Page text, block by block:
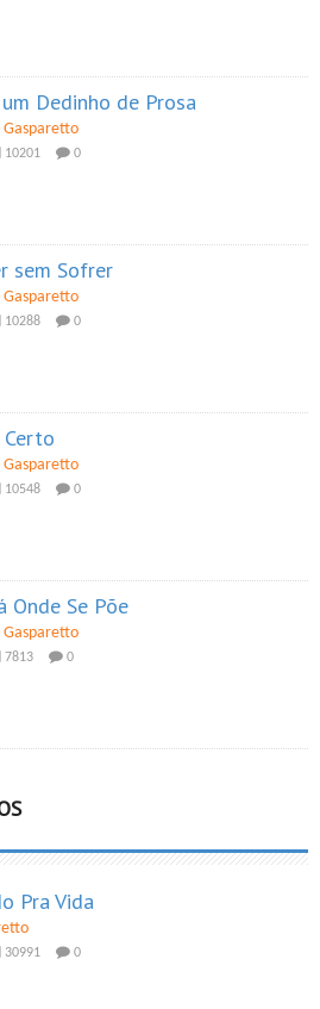
Dedinho de Prosa
Gasparetto
10201 0
sem Sofrer
Gasparetto
10288 0
Certo
Gasparetto
10548 0
Onde Se Põe
Gasparetto
7813 0
Pra Vida
30991 0